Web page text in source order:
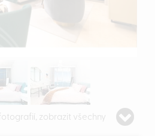
zobrazit všechny